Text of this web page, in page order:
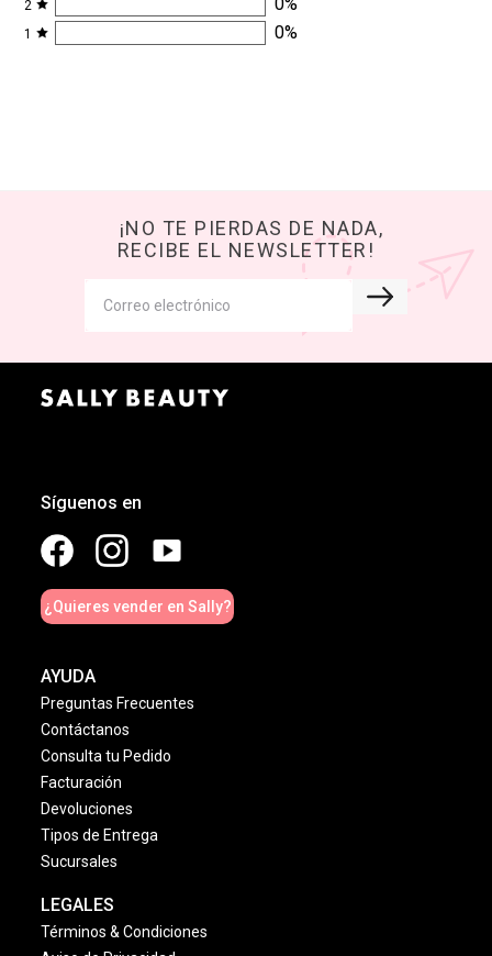
2
1 0%
¡NO TE PIERDAS DE NADA,
RECIBE EL NEWSLETTER!
Síguenos en
¿Quieres vender en Sally?
AYUDA
Preguntas Frecuentes
Contáctanos
Consulta tu Pedido
Facturación
Devoluciones
Tipos de Entrega
Sucursales
LEGALES
Términos & Condiciones